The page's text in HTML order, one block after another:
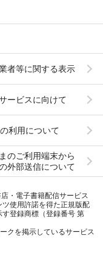
者等に関する表示
ービスに向けて
利用について
のご利用端末から
外部送信について
・電子書籍配信サービス
使用許諾を得た正規版配
登録商標（登録番号 第
クを掲示しているサービス